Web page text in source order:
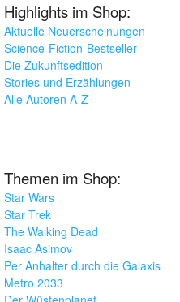
Highlights im Shop:
Aktuelle Neuerscheinungen
Science-Fiction-Bestseller
Die Zukunftsedition
Stories und Erzählungen
Alle Autoren A-Z
Themen im Shop:
Star Wars
Star Trek
The Walking Dead
Isaac Asimov
Per Anhalter durch die Galaxis
Metro 2033